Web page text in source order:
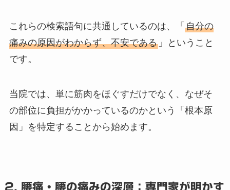
これらの検索語句に共通しているのは、「 自分の
痛みの原因がわからず、不安である」ということ
です。
当院では、単に筋肉をほぐすだけでなく、なぜそ
の部位に負担がかかっているのかという「根本原
因」を特定することから始めます。
2. 腰痛・腰の痛みの深層：専門家が明かす